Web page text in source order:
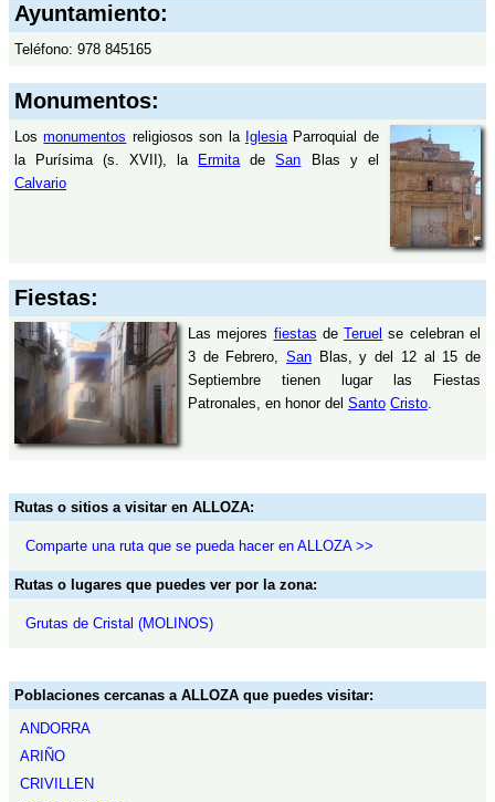
Ayuntamiento:
Teléfono: 978 845165
Monumentos:
Losmonumentos religiosos son la IglesiaParroquial de
la Purísima (s. XVII), la
ErmitadeSan Blas y el
Calvario
Fiestas:
Las mejores fiestas deTeruel se celebran el
3 de Febrero,San Blas, y del 12 al 15 de
Septiembre tienen lugar las Fiestas
Patronales, en honor del Santo Cristo.
Rutas o sitios a visitar en ALLOZA:
Comparte una ruta que se pueda hacer en ALLOZA >>
Rutas o lugares que puedes ver por la zona:
Grutas de Cristal (MOLINOS)
Poblaciones cercanas a ALLOZA que puedes visitar:
ANDORRA
ARIÑO
CRIVILLEN